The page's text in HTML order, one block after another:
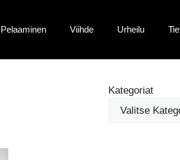
Pelaaminen Viihde Urheilu
Kategoriat